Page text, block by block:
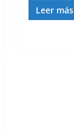
Leer más